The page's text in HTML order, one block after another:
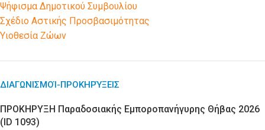
Ψήφισμα Δημοτικού Συμβουλίου
Σχέδιο Αστικής Προσβασιμότητας
Υιοθεσία Ζώων
ΔΙΑΓΩΝΙΣΜΟΊ-ΠΡΟΚΗΡΎΞΕΙΣ
ΠΡΟΚΗΡΥΞΗ Παραδοσιακής Εμποροπανήγυρης Θήβας 2026
(ID 1093)